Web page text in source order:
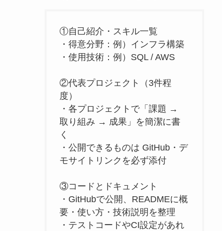
①自己紹介・スキル一覧
・得意分野：例）インフラ構築
・使用技術：例）SQL / AWS
②代表プロジェクト（3件程
度）
・各プロジェクトで「課題 →
取り組み → 成果」を簡潔に書
く
・公開できるものは GitHub・デ
モサイトリンクを必ず添付
③コードとドキュメント
・GitHubで公開、READMEに概
要・使い方・技術説明を整理
・テストコードやCI設定があれ